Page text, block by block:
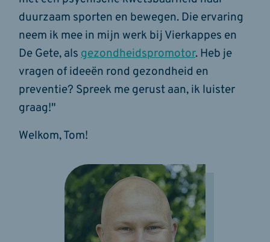
duurzaam sporten en bewegen. Die ervaring
neem ik mee in mijn werk bij Vierkappes en
De Gete, als gezondheidspromotor. Heb je
vragen of ideeën rond gezondheid en
preventie? Spreek me gerust aan, ik luister
graag!"
Welkom, Tom!